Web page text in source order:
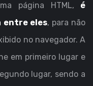
página HTML, é
entre eles, para não
no navegador. A
em primeiro lugar e
lugar, sendo a